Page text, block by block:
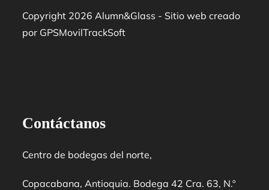
Copyright 2026 Alumn&Glass - Sitio web creado
por GPSMovilTrackSoft
Contáctanos
Centro de bodegas del norte,
Copacabana, Antioquia. Bodega 42 Cra. 63, N.º